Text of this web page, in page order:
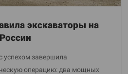
экскаваторы на
успехом завершила
операцию: два мощных